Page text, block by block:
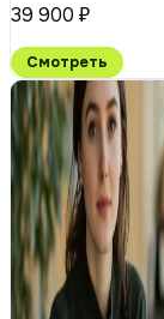
39 900 ₽
Смотреть